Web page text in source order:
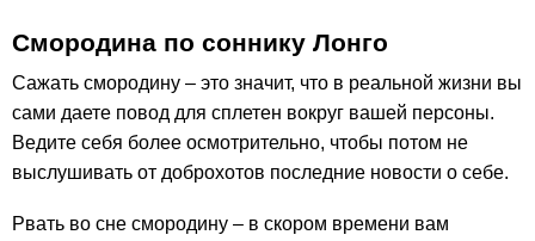
Смородина по соннику Лонго
Сажать смородину – это значит, что в реальной жизни вы
сами даете повод для сплетен вокруг вашей персоны.
Ведите себя более осмотрительно, чтобы потом не
выслушивать от доброхотов последние новости о себе.
Рвать во сне смородину – в скором времени вам